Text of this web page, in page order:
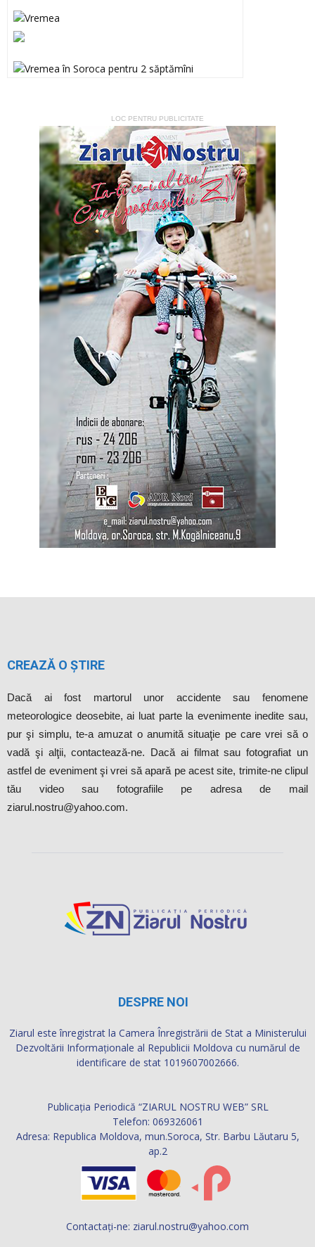
LOC PENTRU PUBLICITATE
CREAZĂ O ȘTIRE
Dacă ai fost martorul unor accidente sau fenomene
meteorologice deosebite, ai luat parte la evenimente inedite sau,
pur şi simplu, te-a amuzat o anumită situaţie pe care vrei să o
vadă şi alţii, contactează-ne. Dacă ai filmat sau fotografiat un
astfel de eveniment şi vrei să apară pe acest site, trimite-ne clipul
tău video sau fotografiile pe adresa de mail
ziarul.nostru@yahoo.com.
DESPRE NOI
Ziarul este înregistrat la Camera Înregistrării de Stat a Ministerului
Dezvoltării Informaţionale al Republicii Moldova cu numărul de
identificare de stat 1019607002666.
Publicația Periodică “ZIARUL NOSTRU WEB” SRL
Telefon: 069326061
Adresa: Republica Moldova, mun.Soroca, Str. Barbu Lăutaru 5,
ap.2
Contactați-ne: ziarul.nostru@yahoo.com